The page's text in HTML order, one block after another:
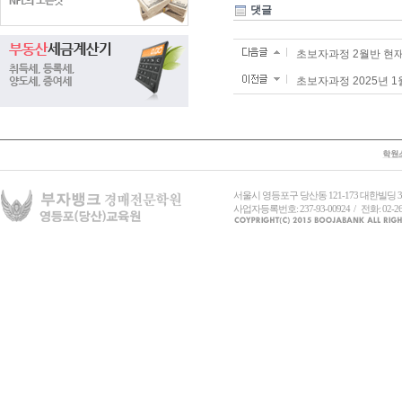
댓글
초보자과정 2월반 현
초보자과정 2025년 1
서울시 영등포구 당산동 121-173 대한빌
사업자등록번호: 237-93-00924 / 전화: 02-